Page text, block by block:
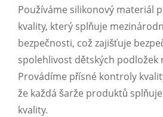
Používáme silikonový materiál
kvality, který splňuje
bezpečnosti, což zajišťuje
spolehlivost dětských podložek
Provádíme přísné kontroly
že každá šarže produktů
kvality.